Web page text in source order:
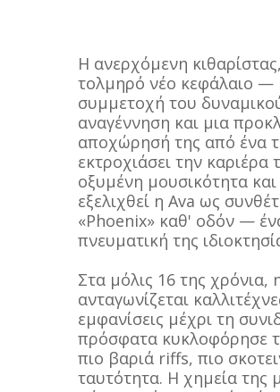
Η ανερχόμενη
τολμηρό νέο κεφάλαιο —
συμμετοχή του
αναγέννηση και μια
αποχώρησή της από ένα
εκτροχιάσει την καριέρα
οξυμένη μουσικότητα
εξελιχθεί η Ava ως
«Phoenix» καθ' οδόν —
πνευματική της
Στα μόλις 16 της χρόνια,
ανταγωνίζεται
εμφανίσεις μέχρι τη
πρόσφατα κυκλοφόρησε
πιο βαριά riffs, πιο
ταυτότητα. Η χημεία της